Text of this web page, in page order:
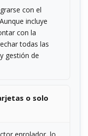
con el
incluye
con la
todas las
gestión de
o solo